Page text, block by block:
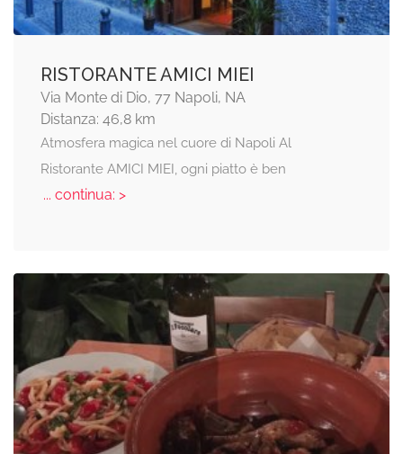
RISTORANTE AMICI MIEI
Via Monte di Dio, 77 Napoli, NA
Distanza: 46,8 km
Atmosfera magica nel cuore di Napoli Al
Ristorante AMICI MIEI, ogni piatto è ben
... continua: >